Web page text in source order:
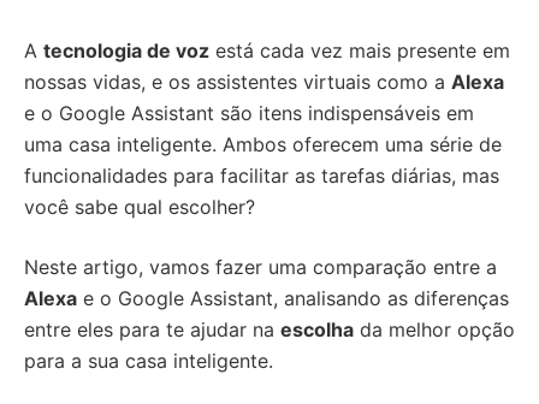
A tecnologia de voz está cada vez mais presente em
nossas vidas, e os assistentes virtuais como a Alexa
e o Google Assistant são itens indispensáveis em
uma casa inteligente. Ambos oferecem uma série de
funcionalidades para facilitar as tarefas diárias, mas
você sabe qual escolher?
Neste artigo, vamos fazer uma comparação entre a
Alexa e o Google Assistant, analisando as diferenças
entre eles para te ajudar na escolha da melhor opção
para a sua casa inteligente.